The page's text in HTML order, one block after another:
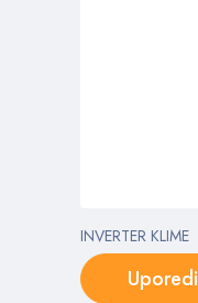
INVERTER KLIME
Uporedi